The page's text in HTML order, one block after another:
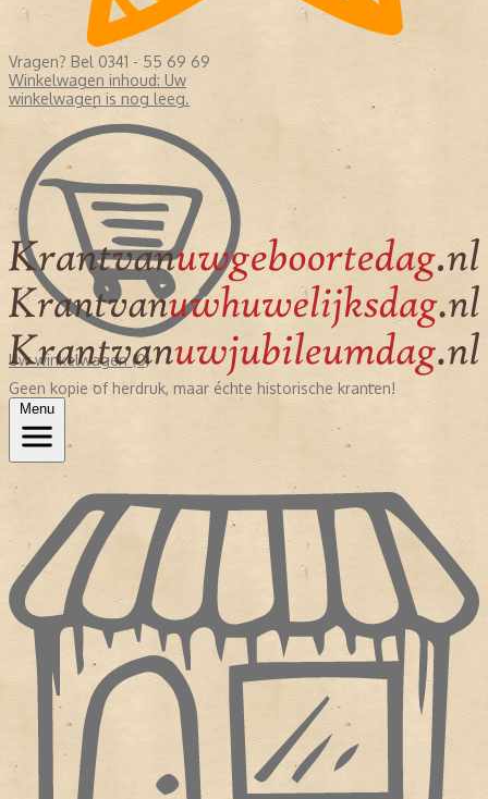
Vragen? Bel 0341 - 55 69 69
Winkelwagen inhoud: Uw
winkelwagen is nog leeg.
Uw winkelwagen (0)
Geen kopie of herdruk, maar échte historische kranten!
Menu